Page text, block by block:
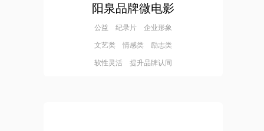
阳泉品牌微电影
公益 纪录片 企业形象
文艺类 情感类 励志类
软性灵活 提升品牌认同